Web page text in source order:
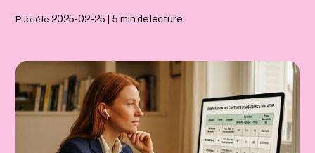
Publié le 2025-02-25 5 min de lecture